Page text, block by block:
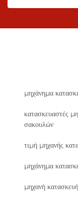
μηχάνημα
κατασκευαστές
σακουλών
τιμή μηχανής
μηχάνημα
μηχανή